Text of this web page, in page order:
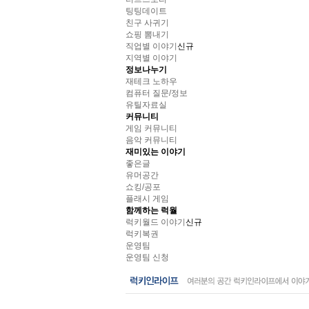
팅팅데이트
친구 사귀기
쇼핑 뽐내기
직업별 이야기 신규
지역별 이야기
정보나누기
재테크 노하우
컴퓨터 질문/정보
유틸자료실
커뮤니티
게임 커뮤니티
음악 커뮤니티
재미있는 이야기
좋은글
유머공간
쇼킹/공포
플래시 게임
함께하는 럭월
럭키월드 이야기 신규
럭키복권
운영팀
운영팀 신청